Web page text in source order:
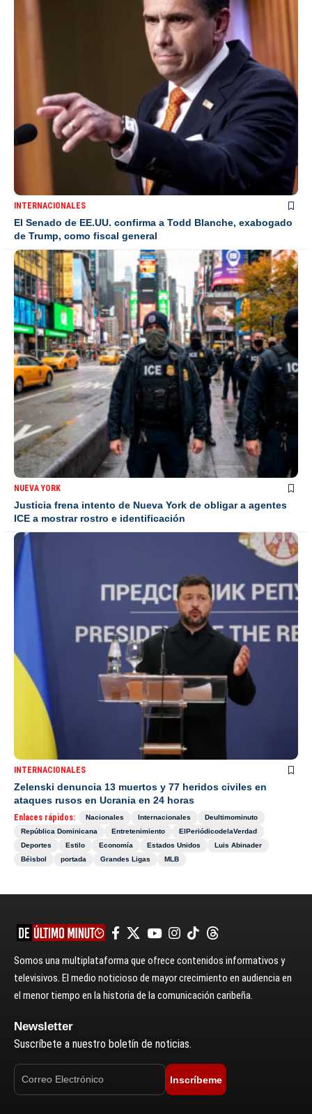
INTERNACIONALES
El Senado de EE.UU. confirma a Todd Blanche, exabogado
de Trump, como fiscal general
NUEVA YORK
Justicia frena intento de Nueva York de obligar a agentes
ICE a mostrar rostro e identificación
INTERNACIONALES
Zelenski denuncia 13 muertos y 77 heridos civiles en
ataques rusos en Ucrania en 24 horas
Enlaces rápidos: Nacionales Internacionales
Deultimominuto
República Dominicana
Entretenimiento
ElPeriódicodelaVerdad
Deportes
Estilo Economía Estados Unidos
Luis Abinader
Béisbol
portada Grandes Ligas MLB
Somos una multiplataforma que ofrece contenidos informativos y
televisivos. El medio noticioso de mayor crecimiento en audiencia en
el menor tiempo en la historia de la comunicación caribeña.
Newsletter
Suscríbete a nuestro boletín de noticias.
Inscríbeme